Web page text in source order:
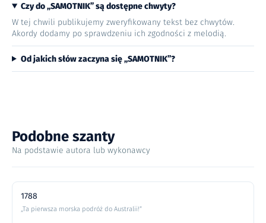
Czy do „SAMOTNIK” są dostępne chwyty?
W tej chwili publikujemy zweryfikowany tekst bez chwytów.
Akordy dodamy po sprawdzeniu ich zgodności z melodią.
Od jakich słów zaczyna się „SAMOTNIK”?
Podobne szanty
Na podstawie autora lub wykonawcy
1788
„Ta pierwsza morska podróż do Australii!”